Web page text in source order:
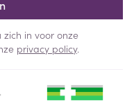
zich in voor onze
privacy policy.